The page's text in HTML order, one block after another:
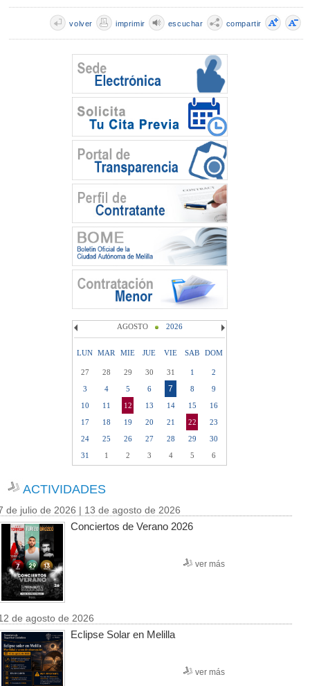
compartir
escuchar
imprimir
volver
AGOSTO 2026
LUN MAR MIE JUE VIE SAB DOM
27 28 29 30 31 1
2
3
4 5 6 7 8
9
10
11 12 13 14 15
16
17
18 19 20 21 22
23
24
25 26 27 28 29
30
31
1 2 3 4 5 6
ACTIVIDADES
de julio de 2026 | 13 de agosto de 2026
Conciertos de Verano 2026
ver más
de agosto de 2026
Eclipse Solar en Melilla
ver más